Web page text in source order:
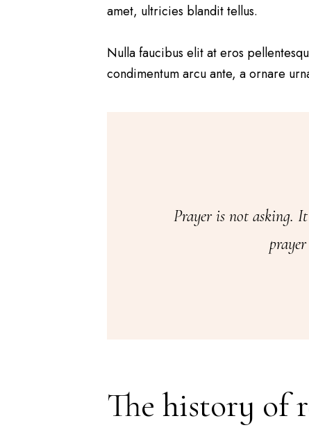
amet, ultricies blandit tellus.
Nulla faucibus elit at eros
condimentum arcu ante, a ornare
Prayer is not asking.
The history of